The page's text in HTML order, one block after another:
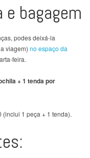
bagagem
podes deixá-la
viagem) no espaço da
feira.
+ 1 tenda por
(inclui 1 peça + 1 tenda).